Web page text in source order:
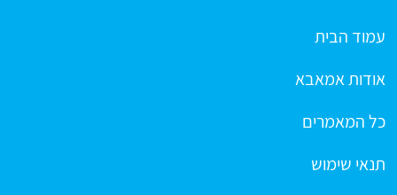
עמוד הבית
אודות אמאבא
כל המאמרים
תנאי שימוש